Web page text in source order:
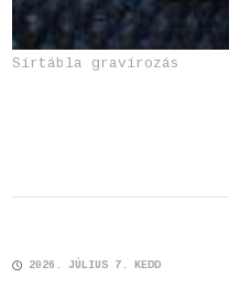
Sírtábla gravírozás
2026. JÚLIUS 7. KEDD